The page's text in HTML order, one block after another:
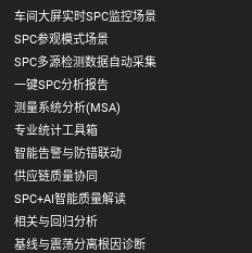
车间大屏实时SPC监控场景
SPC参观模式场景
SPC多源检测数据自动采集
一键SPC分析报告
测量系统分析(MSA)
专业统计工具箱
智能告警与防错联动
供应链质量协同
SPC+AI智能质量解读
相关与回归分析
基线与震荡分离根因诊断